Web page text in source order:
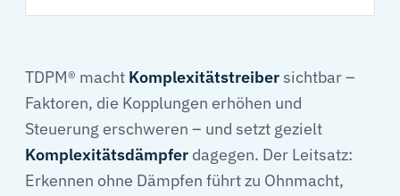
TDPM® macht Komplexitätstreiber sichtbar –
Faktoren, die Kopplungen erhöhen und
Steuerung erschweren – und setzt gezielt
Komplexitätsdämpfer dagegen. Der Leitsatz:
Erkennen ohne Dämpfen führt zu Ohnmacht,